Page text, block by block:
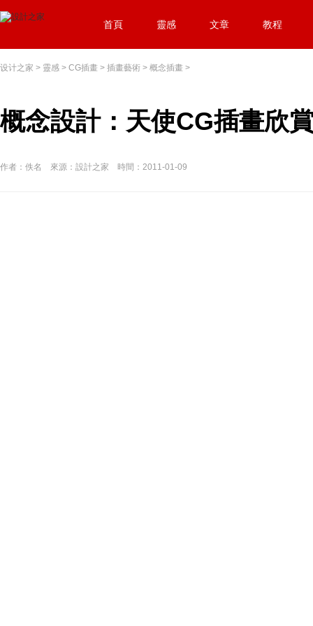
首頁 靈感 文章 教程
设计之家 > 靈感 > CG插畫 > 插畫藝術 > 概念插畫 >
概念設計：天使CG插畫欣
作者：佚名 來源：設計之家 時間：2011-01-09